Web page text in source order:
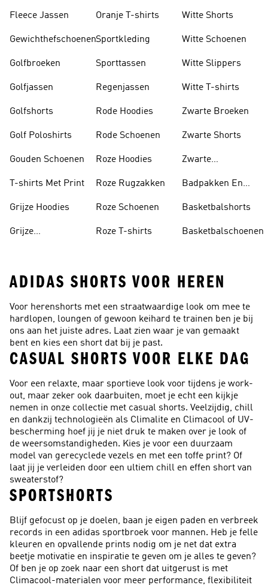
Fleece Jassen
Gewichthefschoenen
Golfbroeken
Golfjassen
Golfshorts
Golf Poloshirts
Gouden Schoenen
T-shirts Met Print
Grijze Hoodies
Grijze
Oranje T-shirts
Sportkleding
Sporttassen
Regenjassen
Rode Hoodies
Rode Schoenen
Roze Hoodies
Roze Rugzakken
Roze Schoenen
Roze T-shirts
Witte Shorts
Witte Schoenen
Witte Slippers
Witte T-shirts
Zwarte Broeken
Zwarte Shorts
Zwarte
Badpakken En
Basketbalshorts
Basketbalschoenen
ADIDAS SHORTS VOOR HEREN
Voor herenshorts met een straatwaardige look om mee te
hardlopen, loungen of gewoon keihard te trainen ben je bij
ons aan het juiste adres. Laat zien waar je van gemaakt
bent en kies een short dat bij je past.
CASUAL SHORTS VOOR ELKE DAG
Voor een relaxte, maar sportieve look voor tijdens je work-
out, maar zeker ook daarbuiten, moet je echt een kijkje
nemen in onze collectie met casual shorts. Veelzijdig, chill
en dankzij technologieën als Climalite en Climacool of UV-
bescherming hoef jij je niet druk te maken over je look of
de weersomstandigheden. Kies je voor een duurzaam
model van gerecyclede vezels en met een toffe print? Of
laat jij je verleiden door een ultiem chill en effen short van
sweaterstof?
SPORTSHORTS
Blijf gefocust op je doelen, baan je eigen paden en verbreek
records in een adidas sportbroek voor mannen. Heb je felle
kleuren en opvallende prints nodig om je net dat extra
beetje motivatie en inspiratie te geven om je alles te geven?
Of ben je op zoek naar een short dat uitgerust is met
Climacool-materialen voor meer performance, flexibiliteit